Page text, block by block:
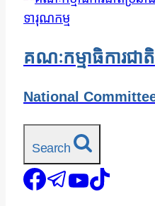
គណៈកម្មាធិការជា
National
Search